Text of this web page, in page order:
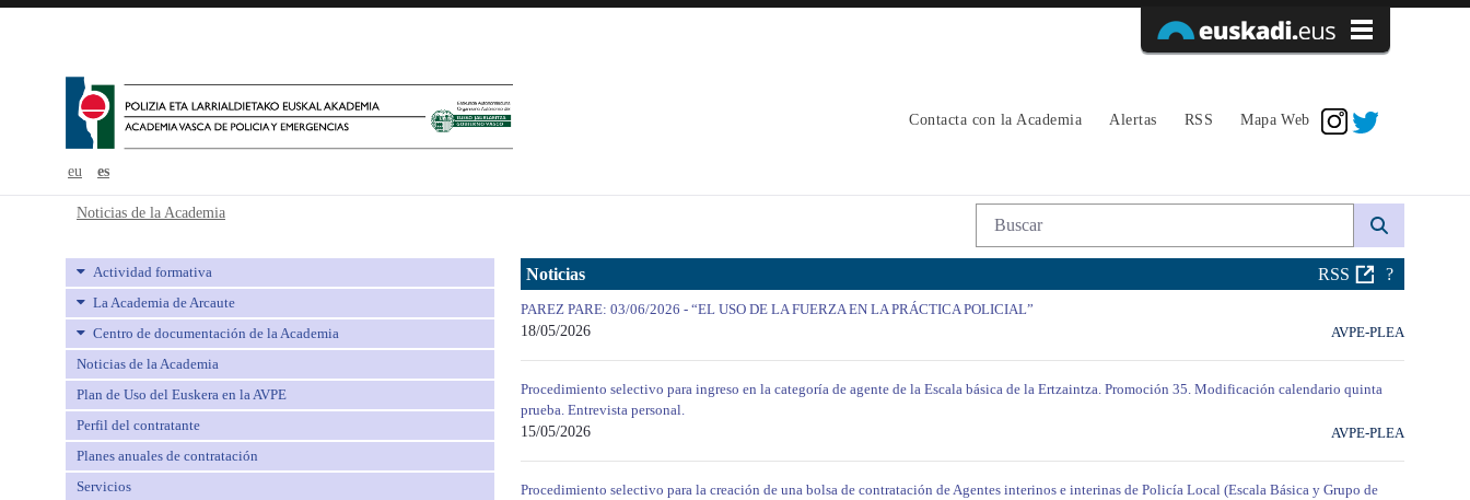
eu es
Contacta con la Academia Alertas RSS Mapa Web
Noticias de la Academia - avpe
Noticias de la Academia Búsqueda web
Actividad formativa
La Academia de Arcaute
Centro de documentación de la Academia
Noticias de la Academia
Plan de Uso del Euskera en la AVPE
Perfil del contratante
Planes anuales de contratación
Servicios
Noticias RSS ?
PAREZ PARE: 03/06/2026 - “EL USO DE LA FUERZA EN LA PRÁCTICA POLICIAL”
18/05/2026
AVPE-PLEA
Procedimiento selectivo para ingreso en la categoría de agente de la Escala básica de la Ertzaintza. Promoción 35. Modificación calendario quinta
prueba. Entrevista personal.
15/05/2026
AVPE-PLEA
Procedimiento selectivo para la creación de una bolsa de contratación de Agentes interinos e interinas de Policía Local (Escala Básica y Grupo de